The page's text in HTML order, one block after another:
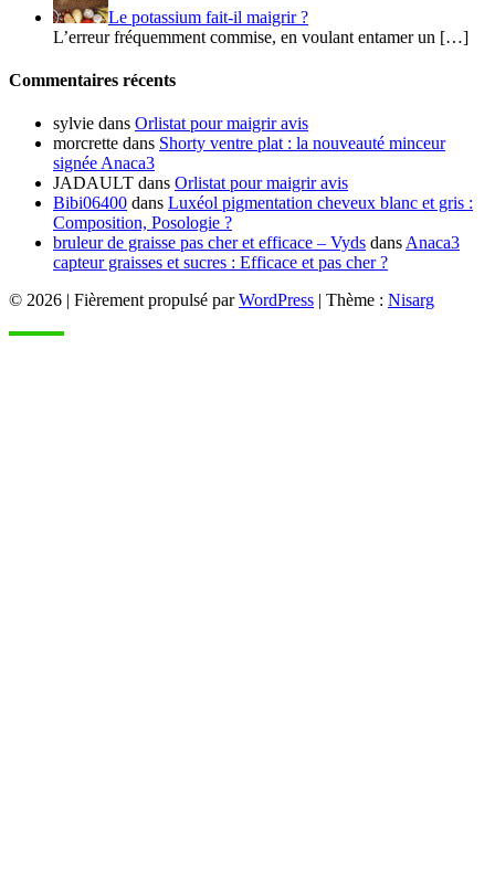
Le potassium fait-il maigrir ?
L’erreur fréquemment commise, en voulant entamer un […]
Commentaires récents
sylvie dans Orlistat pour maigrir avis
morcrette dans Shorty ventre plat : la nouveauté minceur
signée Anaca3
JADAULT dans Orlistat pour maigrir avis
Bibi06400 dans Luxéol pigmentation cheveux blanc et gris :
Composition, Posologie ?
bruleur de graisse pas cher et efficace – Vyds dans Anaca3
capteur graisses et sucres : Efficace et pas cher ?
© 2026 | Fièrement propulsé parWordPress | Thème : Nisarg